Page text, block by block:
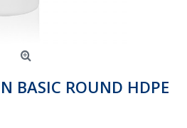
BASIC ROUND HDPE